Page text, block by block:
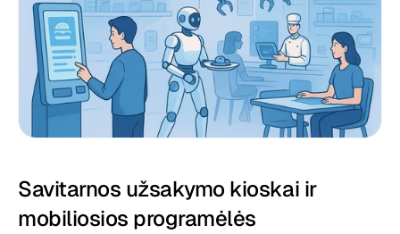
Savitarnos užsakymo kioskai ir
mobiliosios programėlės